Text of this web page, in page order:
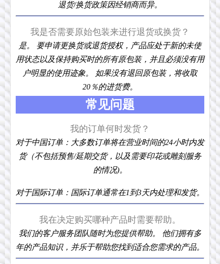
退货/换货政策因经销商而异。
我是否需要原始包装来进行退货或换货？
是。 要申请更换货或退货授权，产品应处于新的未使
用状态以及保持购买时的所有原包装，并且必须没有用
户明显的使用迹象。 如果没有退回原包装，将收取
20％的进货费。
常见问题
我的订单何时发货？
对于中国订单：大多数订单将在营业时间的24小时内发
货（不包括预售/延期交货，以及需要印花或雕刻服务
的情况)。
对于国际订单：国际订单通常在1到3天内处理和发货。
我在决定购买哪种产品时需要帮助。
我们的客户服务团队随时为您提供帮助。 他们拥有多
年的产品知识，并乐于帮助您找到适合您需求的产品。